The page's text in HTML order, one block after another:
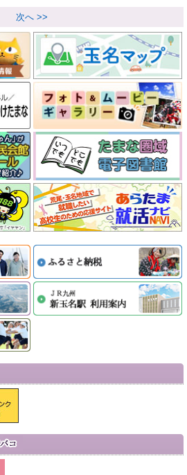
次へ >>